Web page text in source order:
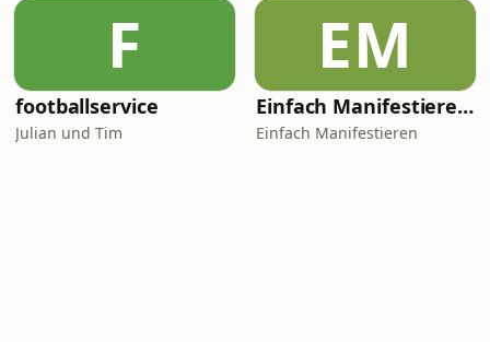
F
footballservice
Julian und Tim
EM
Einfach Manifestieren - Mindset (um)programmieren
Einfach Manifestieren